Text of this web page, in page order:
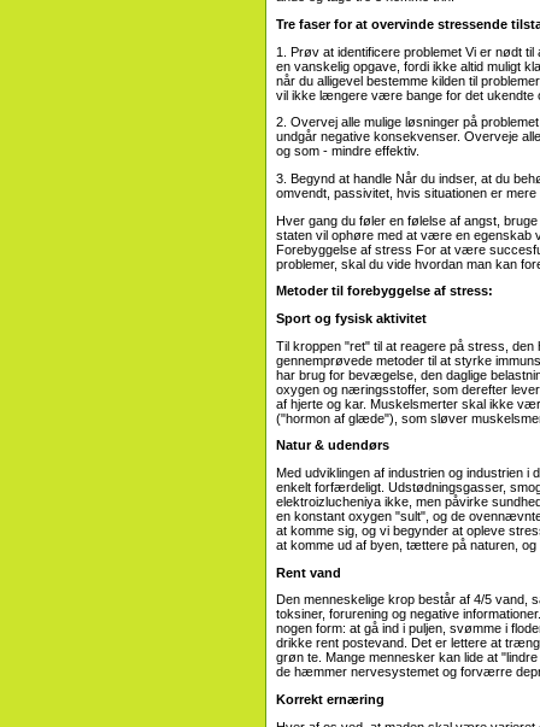
Tre faser for at overvinde stressende
1. Prøv at identificere problemet Vi er nødt
en vanskelig opgave, fordi ikke altid muligt
når du alligevel bestemme kilden til
vil ikke længere være bange for det ukendte
2. Overvej alle mulige løsninger på
undgår negative konsekvenser. Overveje
og som - mindre effektiv.
3. Begynd at handle Når du indser, at du
omvendt, passivitet, hvis situationen er
Hver gang du føler en følelse af angst,
staten vil ophøre med at være en egenskab
Forebyggelse af stress For at være
problemer, skal du vide hvordan man kan
Metoder til forebyggelse af stress:
Sport og fysisk aktivitet
Til kroppen "ret" til at reagere på stress,
gennemprøvede metoder til at styrke
har brug for bevægelse, den daglige
oxygen og næringsstoffer, som derefter
af hjerte og kar. Muskelsmerter skal ikke
("hormon af glæde"), som sløver
Natur & udendørs
Med udviklingen af ​​industrien og industrien
enkelt forfærdeligt. Udstødningsgasser,
elektroizlucheniya ikke, men påvirke
en konstant oxygen "sult", og de
at komme sig, og vi begynder at opleve
at komme ud af byen, tættere på naturen,
Rent vand
Den menneskelige krop består af 4/5 vand,
toksiner, forurening og negative
nogen form: at gå ind i puljen, svømme i
drikke rent postevand. Det er lettere at
grøn te. Mange mennesker kan lide at
de hæmmer nervesystemet og forværre
Korrekt ernæring